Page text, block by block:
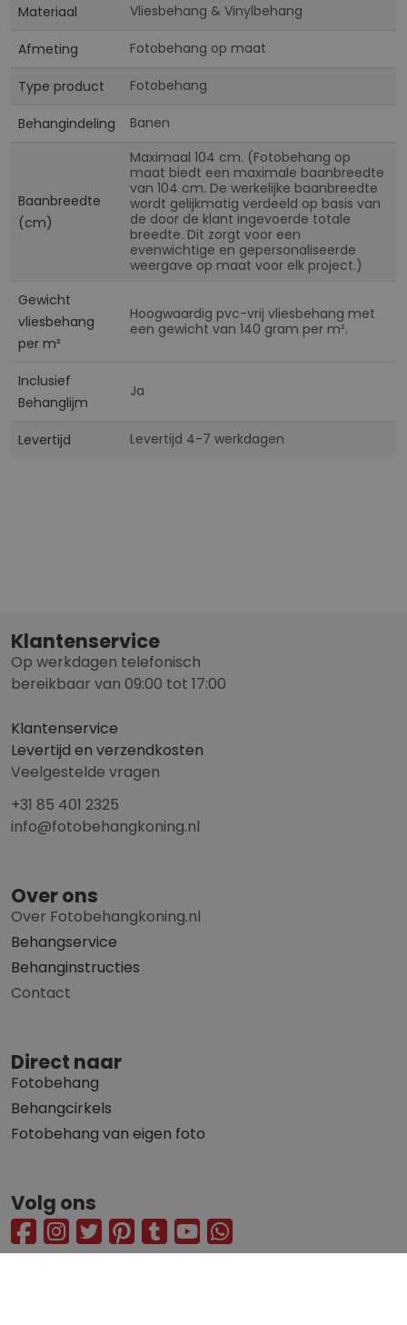
Materiaal Vliesbehang & Vinylbehang
Afmeting Fotobehang op maat
Type product Fotobehang
Behangindeling Banen
Baanbreedte
(cm)
Maximaal 104 cm. (Fotobehang op
maat biedt een maximale baanbreedte
van 104 cm. De werkelijke baanbreedte
wordt gelijkmatig verdeeld op basis van
de door de klant ingevoerde totale
breedte. Dit zorgt voor een
evenwichtige en gepersonaliseerde
weergave op maat voor elk project.)
Gewicht
vliesbehang
per m²
Hoogwaardig pvc-vrij vliesbehang met
een gewicht van 140 gram per m².
Inclusief
Behanglijm
Ja
Levertijd Levertijd 4-7 werkdagen
Klantenservice
Op werkdagen telefonisch
bereikbaar van 09:00 tot 17:00
Klantenservice
Levertijd en verzendkosten
Veelgestelde vragen
+31 85 401 2325
info@fotobehangkoning.nl
Over ons
Over Fotobehangkoning.nl
Behangservice
Behanginstructies
Contact
Direct naar
Fotobehang
Behangcirkels
Fotobehang van eigen foto
Volg ons